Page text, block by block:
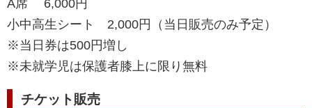
A席 6,000円
小中高生シート 2,000円（当日販売のみ予定）
※当日券は500円増し
※未就学児は保護者膝上に限り無料
チケット販売